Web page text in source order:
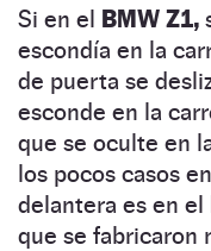
Si en el BMW Z1,
escondía en la
de puerta se
esconde en la
que se oculte en
los pocos casos
delantera es en el
que se fabricaron